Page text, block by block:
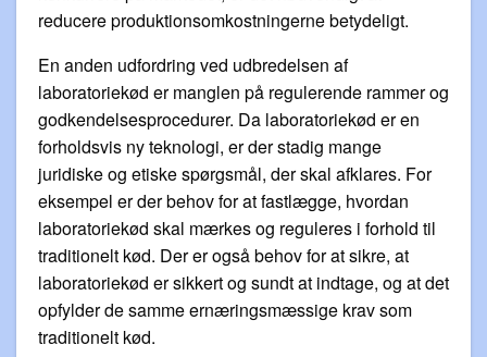
reducere produktionsomkostningerne betydeligt.
En anden udfordring ved udbredelsen af
laboratoriekød er manglen på regulerende rammer og
godkendelsesprocedurer. Da laboratoriekød er en
forholdsvis ny teknologi, er der stadig mange
juridiske og etiske spørgsmål, der skal afklares. For
eksempel er der behov for at fastlægge, hvordan
laboratoriekød skal mærkes og reguleres i forhold til
traditionelt kød. Der er også behov for at sikre, at
laboratoriekød er sikkert og sundt at indtage, og at det
opfylder de samme ernæringsmæssige krav som
traditionelt kød.